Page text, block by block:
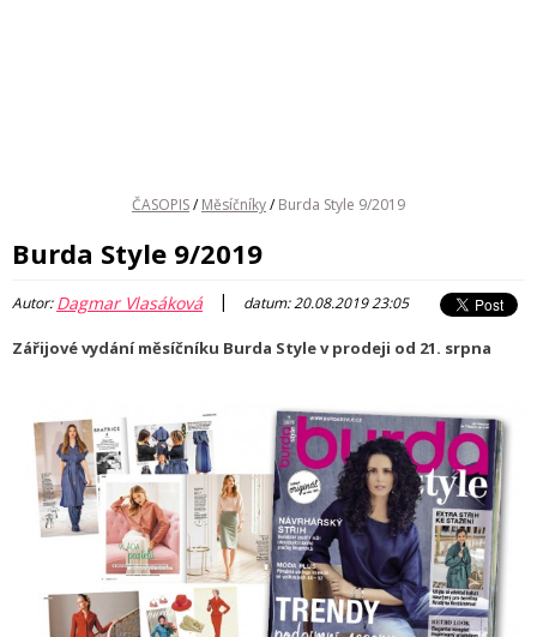
ČASOPIS/ Měsíčníky/ Burda Style 9/2019
Burda Style 9/2019
Autor:Dagmar Vlasáková | datum: 20.08.2019 23:05
Zářijové vydání měsíčníku Burda Style v prodeji od 21. srpna